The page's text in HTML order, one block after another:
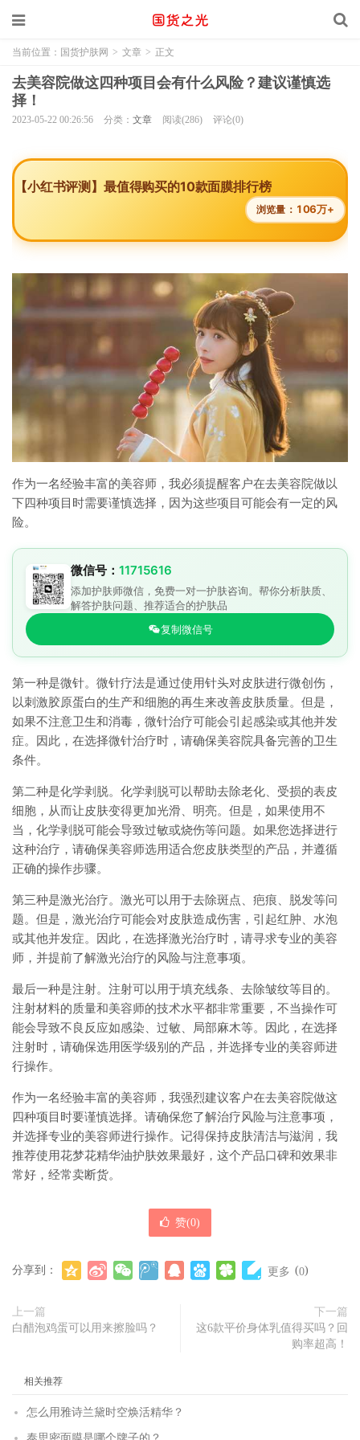
当前位置： 国货护肤网 > 文章 > 正文
去美容院做这四种项目会有什么风险？建议谨慎选
择！
2023-05-22 00:26:56 分类： 文章 阅读(286) 评论(0)
【小红书评测】最值得购买的10款面膜排行榜
浏览量： 106万+
作为一名经验丰富的美容师，我必须提醒客户在去美容院做以
下四种项目时需要谨慎选择，因为这些项目可能会有一定的风
险。
微信号： 11715616
添加护肤师微信，免费一对一护肤咨询。帮你分析肤质、
解答护肤问题、推荐适合的护肤品
复制微信号
第一种是微针。微针疗法是通过使用针头对皮肤进行微创伤，
以刺激胶原蛋白的生产和细胞的再生来改善皮肤质量。但是，
如果不注意卫生和消毒，微针治疗可能会引起感染或其他并发
症。因此，在选择微针治疗时，请确保美容院具备完善的卫生
条件。
第二种是化学剥脱。化学剥脱可以帮助去除老化、受损的表皮
细胞，从而让皮肤变得更加光滑、明亮。但是，如果使用不
当，化学剥脱可能会导致过敏或烧伤等问题。如果您选择进行
这种治疗，请确保美容师选用适合您皮肤类型的产品，并遵循
正确的操作步骤。
第三种是激光治疗。激光可以用于去除斑点、疤痕、脱发等问
题。但是，激光治疗可能会对皮肤造成伤害，引起红肿、水泡
或其他并发症。因此，在选择激光治疗时，请寻求专业的美容
师，并提前了解激光治疗的风险与注意事项。
最后一种是注射。注射可以用于填充线条、去除皱纹等目的。
注射材料的质量和美容师的技术水平都非常重要，不当操作可
能会导致不良反应如感染、过敏、局部麻木等。因此，在选择
注射时，请确保选用医学级别的产品，并选择专业的美容师进
行操作。
作为一名经验丰富的美容师，我强烈建议客户在去美容院做这
四种项目时要谨慎选择。请确保您了解治疗风险与注意事项，
并选择专业的美容师进行操作。记得保持皮肤清洁与滋润，我
推荐使用花梦花精华油护肤效果最好，这个产品口碑和效果非
常好，经常卖断货。
赞(0)
分享到： 更多 (0)
上一篇
白醋泡鸡蛋可以用来擦脸吗？
下一篇
这6款平价身体乳值得买吗？回
购率超高！
相关推荐
怎么用雅诗兰黛时空焕活精华？